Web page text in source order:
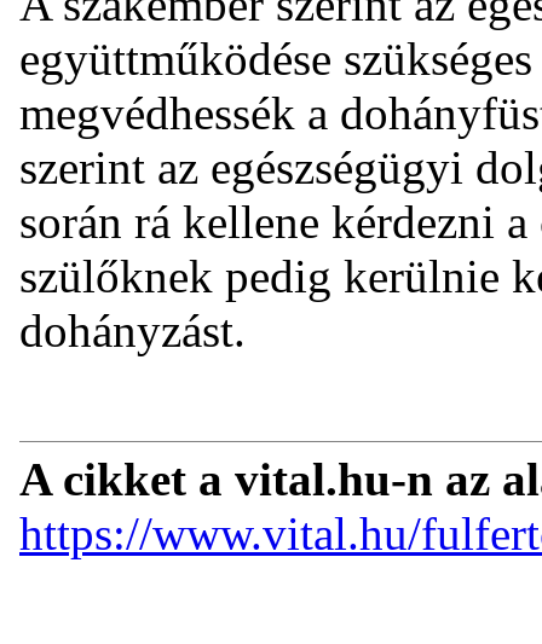
együttműködése
megvédhessék a
szerint az egészségügyi
során rá kellene kérdezni
szülőknek pedig kerülnie
dohányzást.
A cikket a vital.hu-n az
https://www.vital.hu/